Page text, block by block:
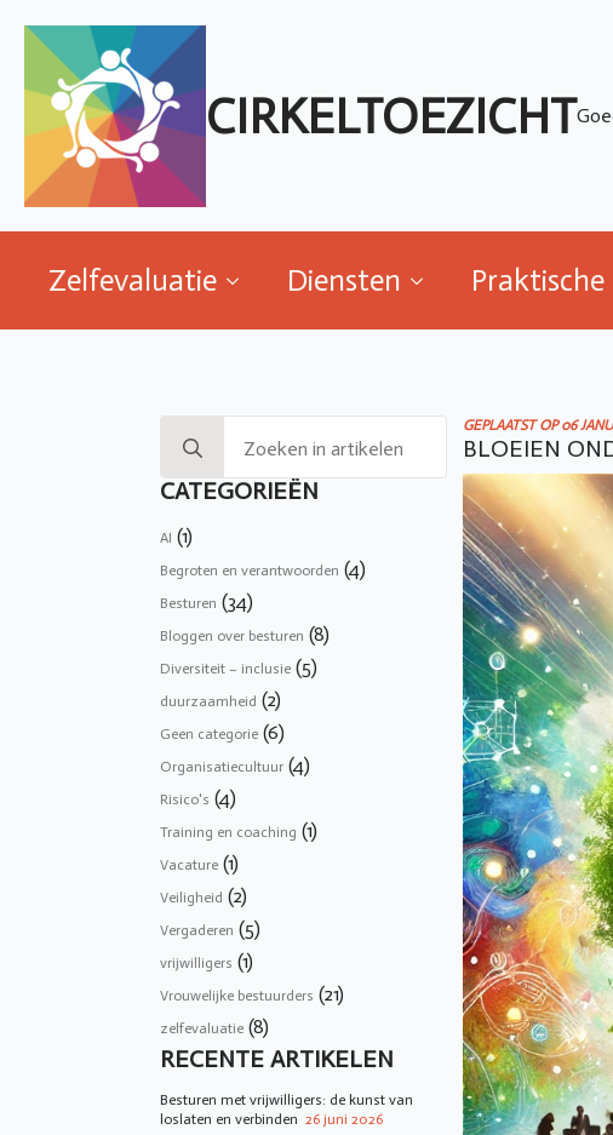
CIRKELTOEZICHT
Zelfevaluatie Diensten
Zelfevaluatie
for:
CATEGORIEËN
AI (1)
Begroten en verantwoorden (4)
Besturen (34)
Bloggen over besturen (8)
Diversiteit – inclusie (5)
duurzaamheid (2)
Geen categorie (6)
Organisatiecultuur (4)
Risico's (4)
Training en coaching (1)
Vacature (1)
Veiligheid (2)
Vergaderen (5)
vrijwilligers (1)
Vrouwelijke bestuurders (21)
zelfevaluatie (8)
RECENTE ARTIKELEN
Besturen met vrijwilligers: de kunst van
loslaten en verbinden 26 juni 2026
GEPLAATST OP 06
BLOEIEN